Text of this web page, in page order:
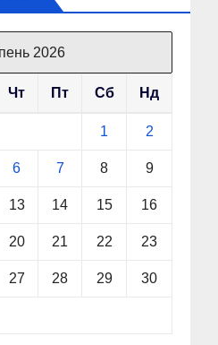
2026
Чт Пт Сб Нд
1 2
6 7 8 9
13 14 15 16
20 21 22 23
27 28 29 30